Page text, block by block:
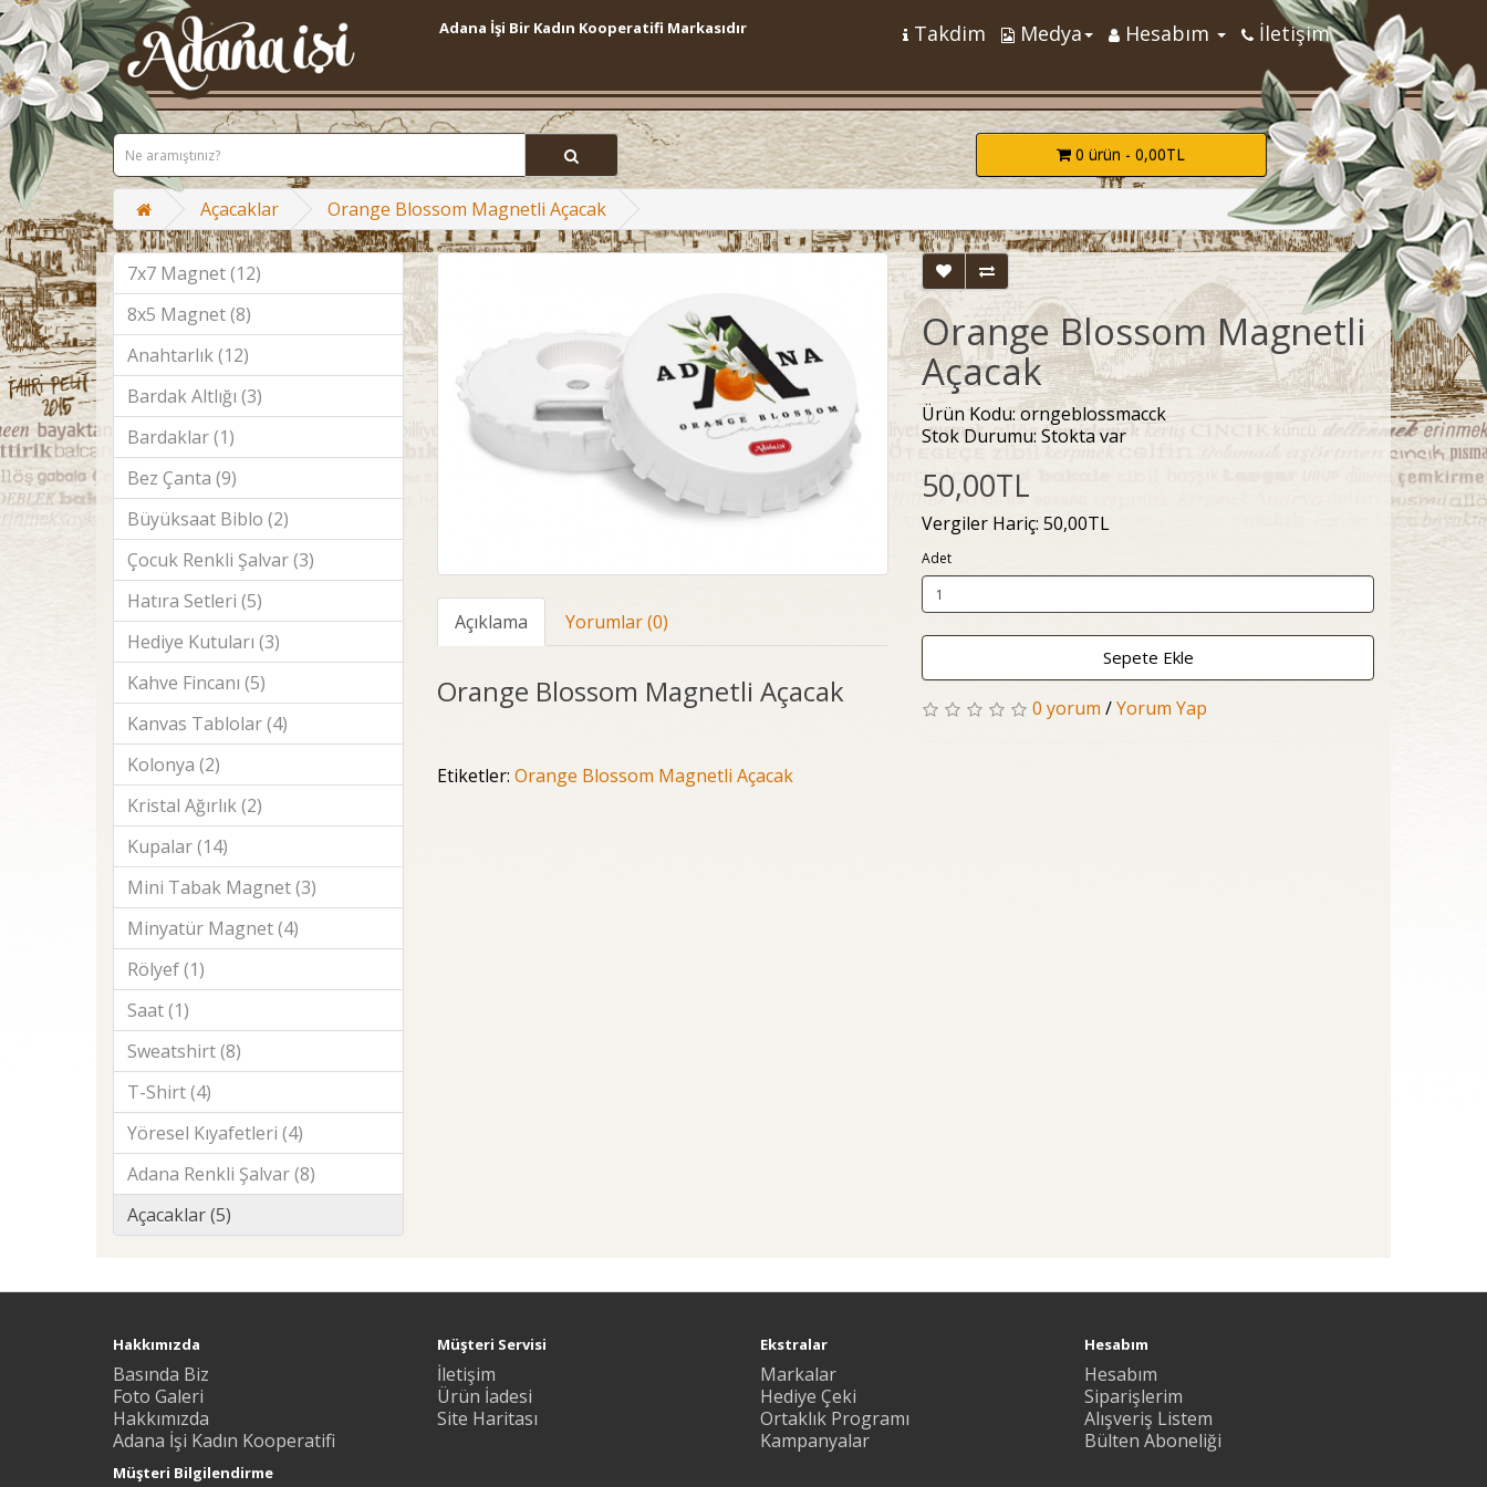
Adana İşi Bir Kadın Kooperatifi Markasıdır Takdim Medya Hesabım İletişim
0 ürün - 0,00TL
Açacaklar Orange Blossom Magnetli Açacak
7x7 Magnet (12)
8x5 Magnet (8)
Anahtarlık (12)
Bardak Altlığı (3)
Bardaklar (1)
Bez Çanta (9)
Büyüksaat Biblo (2)
Çocuk Renkli Şalvar (3)
Hatıra Setleri (5)
Hediye Kutuları (3)
Kahve Fincanı (5)
Kanvas Tablolar (4)
Kolonya (2)
Kristal Ağırlık (2)
Kupalar (14)
Mini Tabak Magnet (3)
Minyatür Magnet (4)
Rölyef (1)
Saat (1)
Sweatshirt (8)
T-Shirt (4)
Yöresel Kıyafetleri (4)
Adana Renkli Şalvar (8)
Açacaklar (5)
Açıklama Yorumlar (0)
Orange Blossom Magnetli Açacak
Orange Blossom Magnetli
Açacak
Ürün Kodu: orngeblossmacck
Stok Durumu: Stokta var
50,00TL
Vergiler Hariç: 50,00TL
Adet
Sepete Ekle
0 yorum /Yorum Yap
Etiketler: Orange Blossom Magnetli Açacak
Hakkımızda
Basında Biz
Foto Galeri
Hakkımızda
Adana İşi Kadın Kooperatifi
Müşteri Bilgilendirme
Müşteri Servisi
İletişim
Ürün İadesi
Site Haritası
Ekstralar
Markalar
Hediye Çeki
Ortaklık Programı
Kampanyalar
Hesabım
Hesabım
Siparişlerim
Alışveriş Listem
Bülten Aboneliği